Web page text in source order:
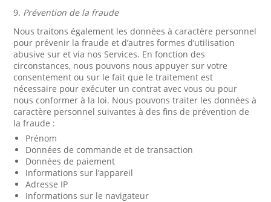
9. Prévention de la fraude
Nous traitons également les données à caractère personnel
pour prévenir la fraude et d’autres formes d’utilisation
abusive sur et via nos Services. En fonction des
circonstances, nous pouvons nous appuyer sur votre
consentement ou sur le fait que le traitement est
nécessaire pour exécuter un contrat avec vous ou pour
nous conformer à la loi. Nous pouvons traiter les données à
caractère personnel suivantes à des fins de prévention de
la fraude :
Prénom
Données de commande et de transaction
Données de paiement
Informations sur l’appareil
Adresse IP
Informations sur le navigateur